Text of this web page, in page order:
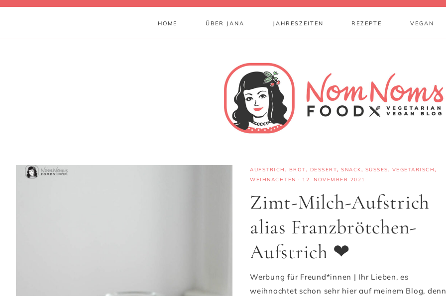
HOME ÜBER JANA JAHRESZEITEN REZEPTE VEGAN
AUFSTRICH , BROT, DESSERT, SNACK, SÜSSES , VEGETARISCH,
WEIHNACHTEN · 12. NOVEMBER 2021
Zimt-Milch-Aufstrich
alias Franzbrötchen-
Aufstrich ❤
Werbung für Freund*innen | Ihr Lieben, es
weihnachtet schon sehr hier auf meinem Blog, denn